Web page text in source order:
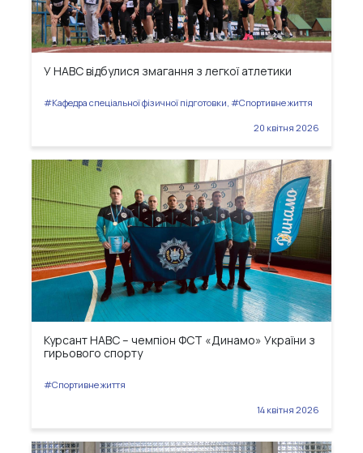
У НАВС відбулися змагання з легкої атлетики
#Кафедра спеціальної фізичної підготовки, #Спортивне життя
20 квітня 2026
Курсант НАВС – чемпіон ФСТ «Динамо» України з
гирьового спорту
#Спортивне життя
14 квітня 2026